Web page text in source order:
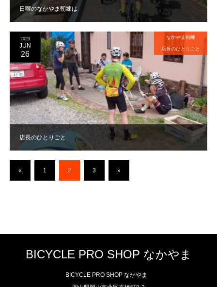
日曜のなかやま朝練は
店長のひとりごと
2023
JUN
26
なかやま朝練
店長のひとりごと
« 1 2 3 »
BICYCLE PRO SHOP なかやま
BICYCLE PRO SHOP なかやま